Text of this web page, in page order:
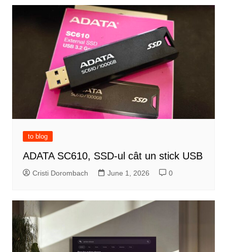
to blog
ADATA SC610, SSD-ul cât un stick USB
Cristi Dorombach June 1, 2026 0